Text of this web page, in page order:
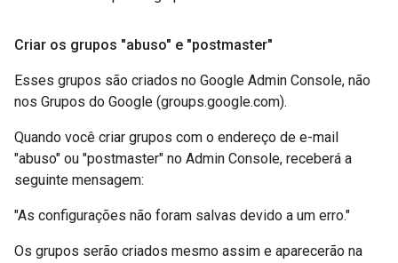
Criar os grupos "abuso" e "postmaster"
Esses grupos são criados no Google Admin Console, não
nos Grupos do Google (groups.google.com).
Quando você criar grupos com o endereço de e-mail
"abuso" ou "postmaster" no Admin Console, receberá a
seguinte mensagem:
"As configurações não foram salvas devido a um erro."
Os grupos serão criados mesmo assim e aparecerão na